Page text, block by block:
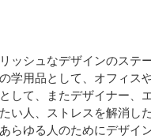
ッシュなデザインのステ
学用品として、オフィス
して、またデザイナー、
い人、ストレスを解消し
らゆる人のためにデザイ